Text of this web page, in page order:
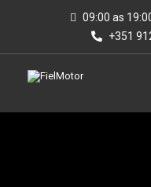
09:00 as
+351